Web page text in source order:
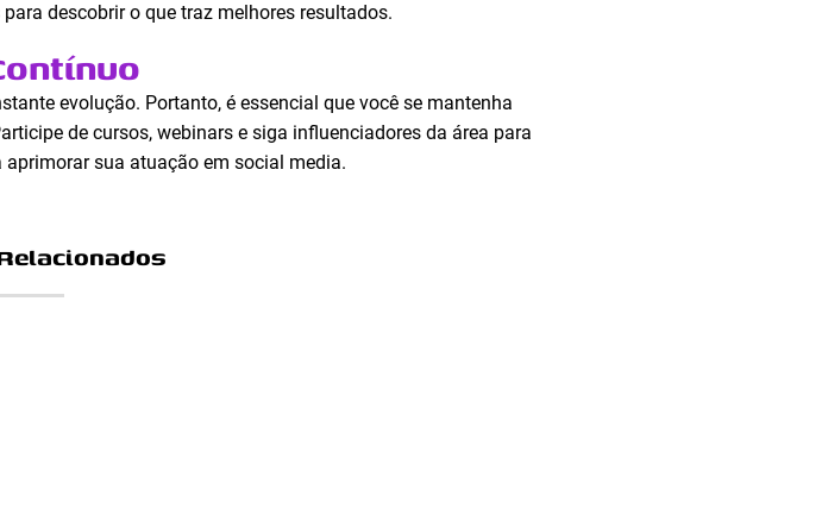
descobrir o que traz melhores resultados.
evolução. Portanto, é essencial que você se mantenha
de cursos, webinars e siga influenciadores da área para
sua atuação em social media.